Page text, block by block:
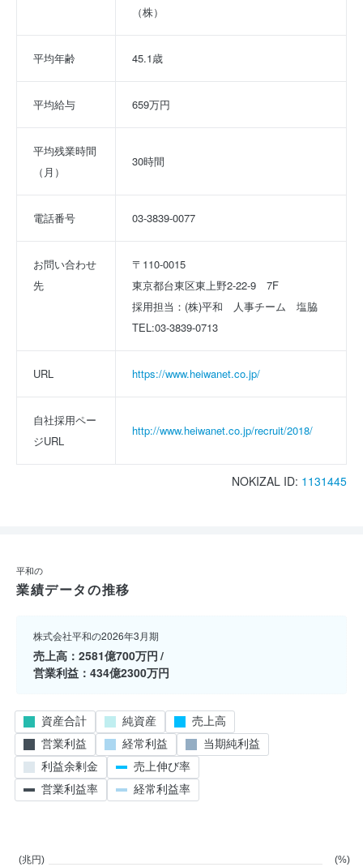
（株）
平均年齢 45.1歳
平均給与 659万円
平均残業時間
（月）
30時間
電話番号 03-3839-0077
お問い合わせ
先
〒110-0015
東京都台東区東上野2-22-9　7F
採用担当：(株)平和　人事チーム　塩脇
TEL:03-3839-0713
URL https://www.heiwanet.co.jp/
自社採用ペー
ジURL
http://www.heiwanet.co.jp/recruit/2018/
NOKIZAL ID: 1131445
平和の
業績データの推移
株式会社平和の2026年3月期
売上高
2581億700万円
営業利益
434億2300万円
(兆円)
(%)
資産合計 純資産
売上高
営業利益
経常利益
当期純利益
利益余剰金
売上伸び率
営業利益率
経常利益率